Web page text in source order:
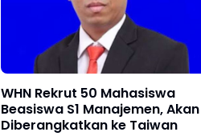
WHN Rekrut 50 Mahasiswa
Beasiswa S1 Manajemen, Akan
Diberangkatkan ke Taiwan